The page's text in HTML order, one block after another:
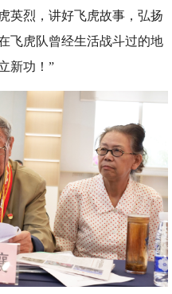
英烈，讲好飞虎故事，弘扬
飞虎队曾经生活战斗过的地
新功！”